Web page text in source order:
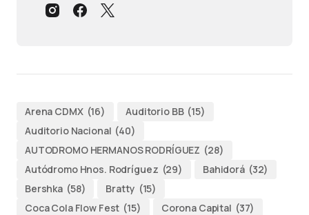
Arena CDMX (16) Auditorio BB (15)
Auditorio Nacional (40)
AUTODROMO HERMANOS RODRÍGUEZ (28)
Autódromo Hnos. Rodríguez (29) Bahidorá (32)
Bershka (58) Bratty (15)
Coca Cola Flow Fest (15) Corona Capital (37)